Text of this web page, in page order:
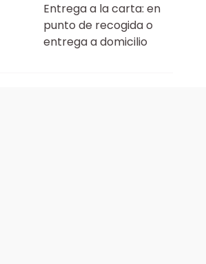
Entrega a la carta: en
punto de recogida o
entrega a domicilio